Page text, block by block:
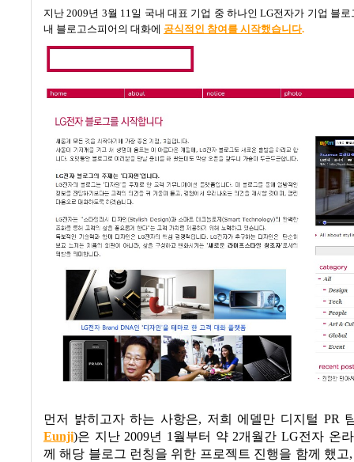
지난 2009년 3월 11일 국내 대표 기업 중 하나인 LG전자가 기업 블
내 블로고스피어의 대화에 공식적 인 참여를 시작했습니다.
먼저 밝히고자 하는 사항은, 저희 에델만 디지털 PR
Eunji)은 지난2009년 1월부터 약2개월간 LG전자 온
께 해당 블로그 런칭을 위한 프로젝트 진행을 함께 했고